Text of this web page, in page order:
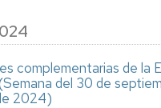
complementarias de la
del 30 de
2024)